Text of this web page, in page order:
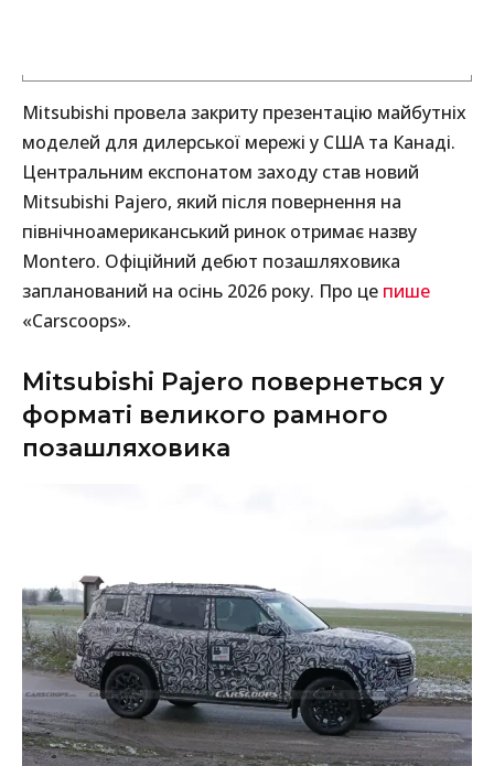
Mitsubishi провела закриту презентацію майбутніх
моделей для дилерської мережі у США та Канаді.
Центральним експонатом заходу став новий
Mitsubishi Pajero, який після повернення на
північноамериканський ринок отримає назву
Montero. Офіційний дебют позашляховика
запланований на осінь 2026 року. Про це пише
«Carscoops».
Mitsubishi Pajero повернеться у
форматі великого рамного
позашляховика